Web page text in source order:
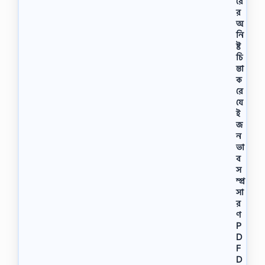
র
অ
নি
ষ্ট
চি
ন্তা
ক
রে
যে
ই
জ
ন
ভা
ব
স
ম্প্র
সা
র
ণ
P
D
F
D